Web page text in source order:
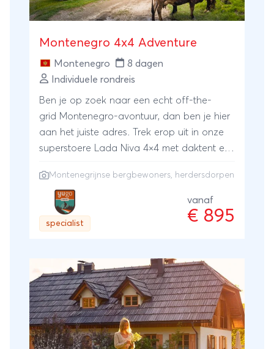
Montenegro 4x4 Adventure
Montenegro
8 dagen
Individuele rondreis
Ben je op zoek naar een echt off-the-
grid Montenegro-avontuur, dan ben je hier
aan het juiste adres. Trek erop uit in onze
superstoere Lada Niva 4×4 met daktent en
Montenegro. Dit specifieke 4×4 programma
verbindt een aantal prachtig gelegen
herdersdorpen met elkaar via
panoramische, soms uitdagende
hun erf en serveren je smakelijke en
authentieke maaltijden. Dit biedt je de
gelegenheid om de eeuwenoude cultuur
van de Montenegrijnse bergbewoners uit
eerste hand te ervaren. Ook ervaar je een
nacht de ultieme vrijheid van
Montenegrijnse bergbewoners, herdersdorpen
specialist
vanaf
€ 895